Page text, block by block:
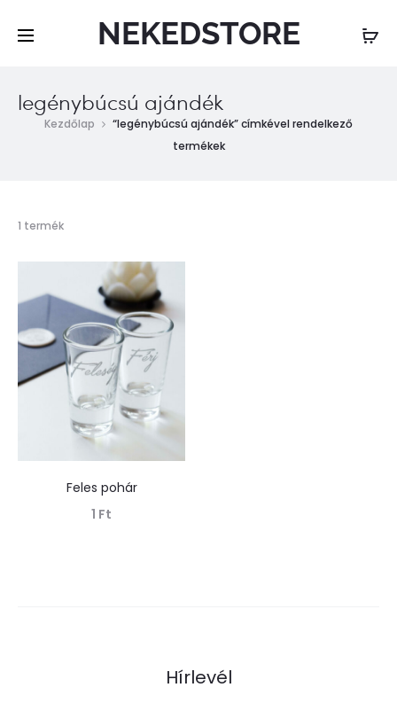
NEKEDSTORE
legénybúcsú ajándék
Kezdőlap
“legénybúcsú ajándék” címkével rendelkező
termékek
1 termékÖsszesen
találat
Feles pohár
1 Ft
Hírlevél